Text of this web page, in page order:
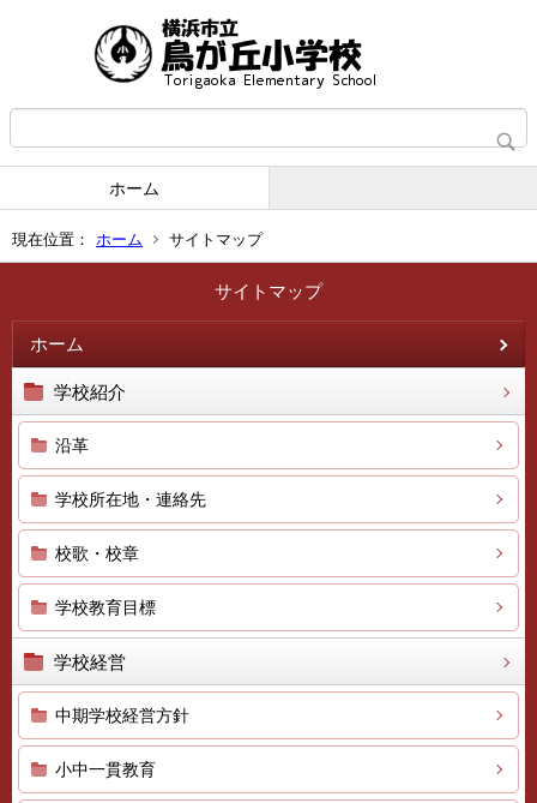
ホーム
現在位置： ホーム サイトマップ
サイトマップ
ホーム
学校紹介
沿革
学校所在地・連絡先
校歌・校章
学校教育目標
学校経営
中期学校経営方針
小中一貫教育